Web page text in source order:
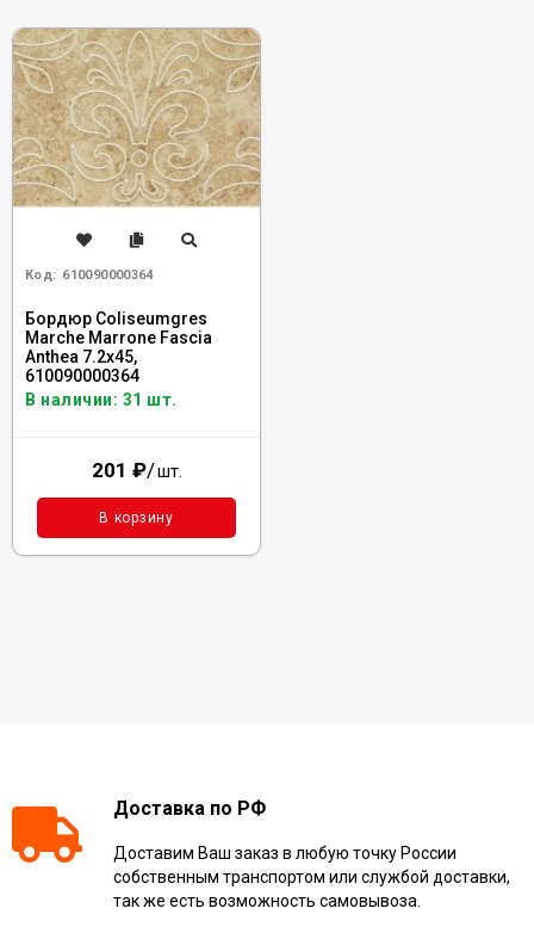
Код: 610090000364
Бордюр Coliseumgres
Marche Marrone Fascia
Anthea 7.2x45,
610090000364
В наличии: 31 шт.
201 ₽/шт.
В корзину
Доставка по РФ
Доставим Ваш заказ в любую точку России
собственным транспортом или службой доставки,
так же есть возможность самовывоза.